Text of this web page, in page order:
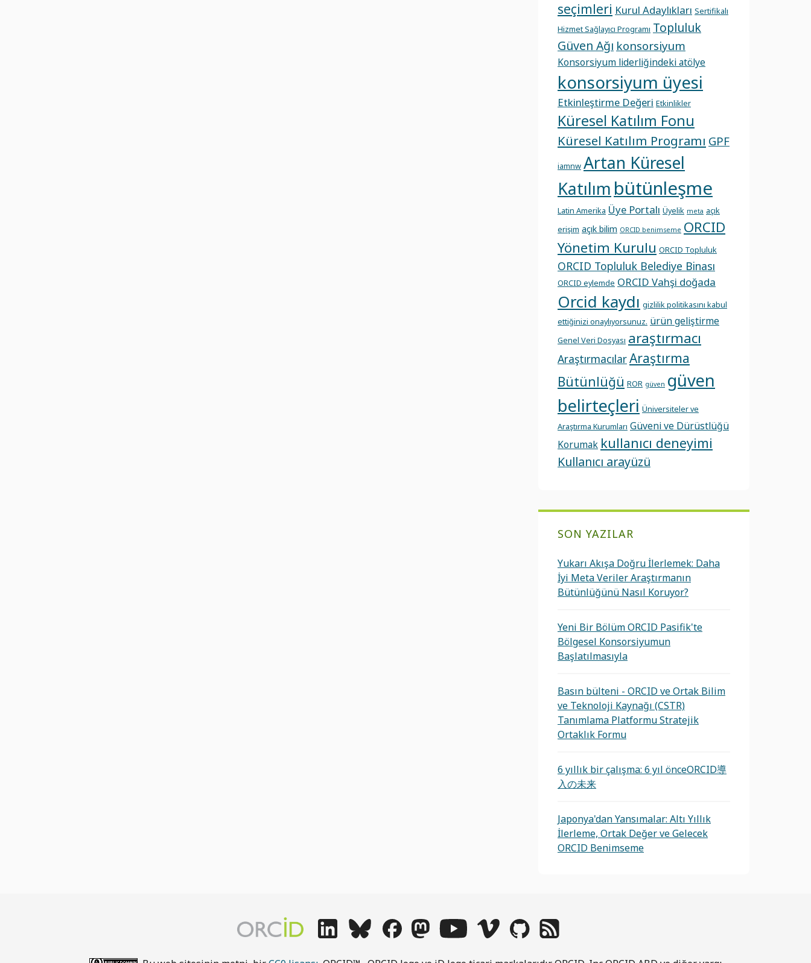
seçimleri Kurul Adaylıkları Sertifikalı
Hizmet Sağlayıcı Programı Topluluk
Güven Ağı konsorsiyum
Konsorsiyum liderliğindeki atölye
konsorsiyum üyesi
Etkinleştirme Değeri Etkinlikler
Küresel Katılım Fonu
Küresel Katılım Programı GPF
iamnw Artan Küresel
Katılım bütünleşme
Latin Amerika Üye Portalı Üyelik meta açık
erişim açık bilim ORCID benimseme ORCID
Yönetim Kurulu ORCID Topluluk
ORCID Topluluk Belediye Binası
ORCID eylemde ORCID Vahşi doğada
Orcid kaydı gizlilik politikasını kabul
ettiğinizi onaylıyorsunuz. ürün geliştirme
Genel Veri Dosyası araştırmacı
AraştırmacılarAraştırma
Bütünlüğü ROR güven güven
belirteçleri Üniversiteler ve
Araştırma Kurumları Güveni ve Dürüstlüğü
Korumak kullanıcı deneyimi
Kullanıcı arayüzü
SON YAZILAR
Yukarı Akışa Doğru İlerlemek: Daha
İyi Meta Veriler Araştırmanın
Bütünlüğünü Nasıl Koruyor?
Yeni Bir Bölüm ORCID Pasifik'te
Bölgesel Konsorsiyumun
Başlatılmasıyla
Basın bülteni - ORCID ve Ortak Bilim
ve Teknoloji Kaynağı (CSTR)
Tanımlama Platformu Stratejik
Ortaklık Formu
6 yıllık bir çalışma: 6 yıl önceORCID導
入の未来
Japonya'dan Yansımalar: Altı Yıllık
İlerleme, Ortak Değer ve Gelecek
ORCID Benimseme